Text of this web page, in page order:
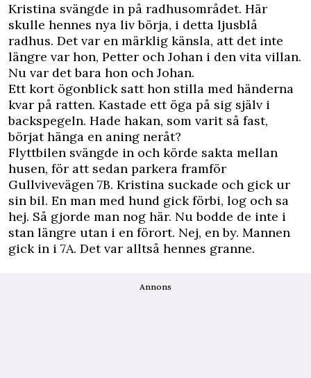
Kristina svängde in på radhusområdet. Här
skulle hennes nya liv börja, i detta ljusblå
radhus. Det var en märklig känsla, att det inte
längre var hon, Petter och Johan i den vita villan.
Nu var det bara hon och Johan.
Ett kort ögonblick satt hon stilla med händerna
kvar på ratten. Kastade ett öga på sig själv i
backspegeln. Hade hakan, som varit så fast,
börjat hänga en aning neråt?
Flyttbilen svängde in och körde sakta mellan
husen, för att sedan parkera framför
Gullvivevägen 7B. Kristina suckade och gick ur
sin bil. En man med hund gick förbi, log och sa
hej. Så gjorde man nog här. Nu bodde de inte i
stan längre utan i en förort. Nej, en by. Mannen
gick in i 7A. Det var alltså hennes granne.
Annons